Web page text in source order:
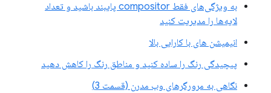
به ویژگی‌های فقط compositor پایبند باشید و تعداد
لایه‌ها را مدیریت کنید
انیمیشن های با کارایی بالا
پیچیدگی رنگ را ساده کنید و مناطق رنگ را کاهش دهید
نگاهی به مرورگرهای وب مدرن (قسمت 3)